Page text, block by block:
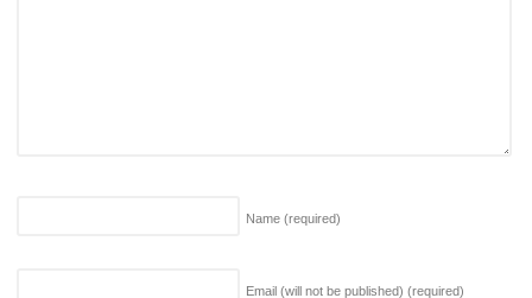
Name (required)
Email (will not be published) (required)